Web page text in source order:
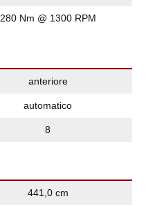
280 Nm @ 1300 RPM
anteriore
automatico
8
441,0 cm